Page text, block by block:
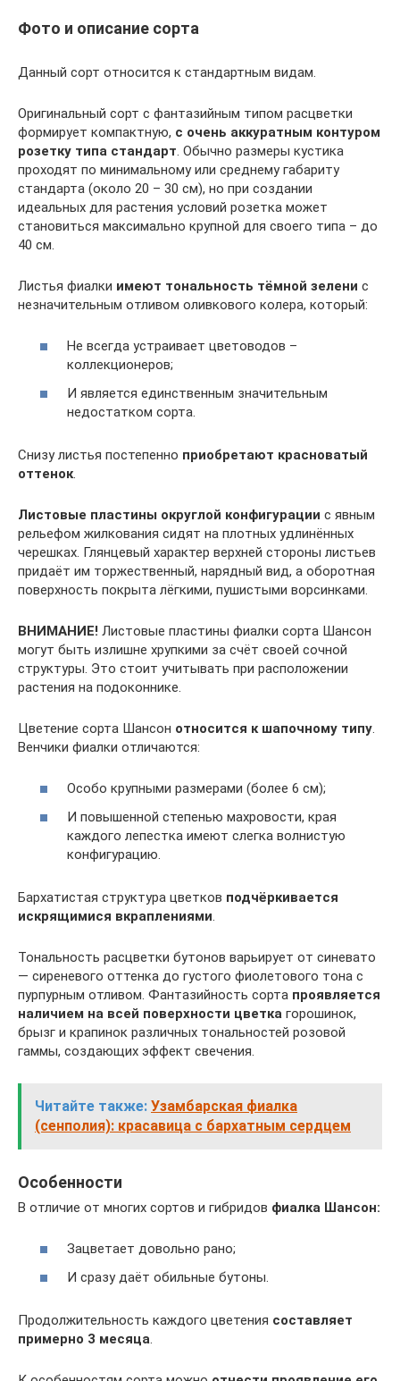
Фото и описание сорта
Данный сорт относится к стандартным видам.
Оригинальный сорт с фантазийным типом расцветки
формирует компактную, с очень аккуратным контуром
розетку типа стандарт . Обычно размеры кустика
проходят по минимальному или среднему габариту
стандарта (около 20 – 30 см), но при создании
идеальных для растения условий розетка может
становиться максимально крупной для своего типа – до
40 см.
Листья фиалки имеют тональность тёмной зелени с
незначительным отливом оливкового колера, который:
Не всегда устраивает цветоводов –
коллекционеров;
И является единственным значительным
недостатком сорта.
Снизу листья постепенно приобретают красноватый
оттенок
Листовые пластины округлой конфигурации с явным
рельефом жилкования сидят на плотных удлинённых
черешках. Глянцевый характер верхней стороны листьев
придаёт им торжественный, нарядный вид, а оборотная
поверхность покрыта лёгкими, пушистыми ворсинками.
ВНИМАНИЕ! Листовые пластины фиалки сорта Шансон
могут быть излишне хрупкими за счёт своей сочной
структуры. Это стоит учитывать при расположении
растения на подоконнике.
Цветение сорта Шансон относится к шапочному типу
Венчики фиалки отличаются:
Особо крупными размерами (более 6 см);
И повышенной степенью махровости, края
каждого лепестка имеют слегка волнистую
конфигурацию.
Бархатистая структура цветков подчёркивается
искрящимися вкраплениями
Тональность расцветки бутонов варьирует от синевато
— сиреневого оттенка до густого фиолетового тона с
пурпурным отливом. Фантазийность сорта проявляется
наличием на всей поверхности цветка горошинок,
брызг и крапинок различных тональностей розовой
гаммы, создающих эффект свечения.
Читайте также: Узамбарская фиалка
(сенполия): красавица с бархатным сердцем
Особенности
В отличие от многих сортов и гибридов фиалка Шансон:
Зацветает довольно рано;
И сразу даёт обильные бутоны.
Продолжительность каждого цветения составляет
примерно 3 месяца